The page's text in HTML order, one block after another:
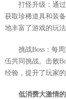
打怪升级：通
获取珍稀道具和装
地丰富了游戏的玩法
挑战Boss：每
伍共同挑战。击败
经验，提升了玩家
低消费大激情